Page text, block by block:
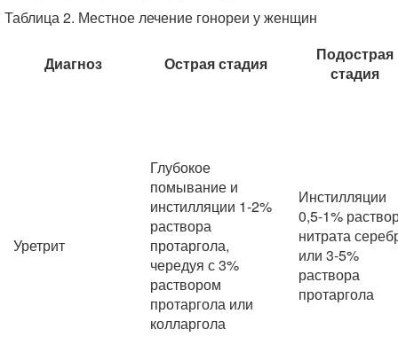
Таблица 2. Местное лечение гонореи у женщин
Диагноз Острая стадия
Подострая
стадия
Уретрит
Глубокое
помывание и
инстилляции 1-2%
раствора
протаргола,
чередуя с 3%
раствором
протаргола или
колларгола
Инстилляции
0,5-1%
нитрата
или 3-5%
раствора
протаргола